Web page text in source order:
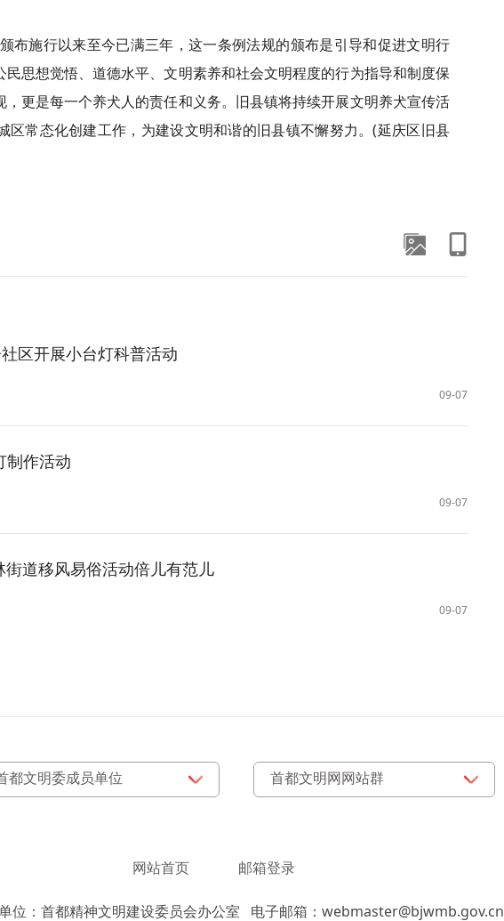
布施行以来至今已满三年，这一条例法规的颁布是引导和促进文明行
思想觉悟、道德水平、文明素养和社会文明程度的行为指导和制度保
更是每一个养犬人的责任和义务。旧县镇将持续开展文明养犬宣传活
区常态化创建工作，为建设文明和谐的旧县镇不懈努力。(延庆区旧县
区开展小台灯科普活动
09-07
制作活动
09-07
街道移风易俗活动倍儿有范儿
09-07
网站首页 邮箱登录
位：首都精神文明建设委员会办公室 电子邮箱：webmaster@bjwmb.gov.cn